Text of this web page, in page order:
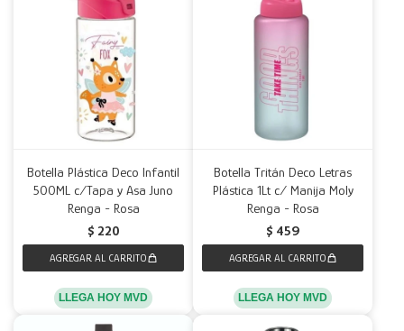
Botella Plástica Deco Infantil
500ML c/Tapa y Asa Juno
Renga - Rosa
$ 220
LLEGA HOY MVD
Botella Tritán Deco Letras
Plástica 1Lt c/ Manija Moly
Renga - Rosa
$ 459
LLEGA HOY MVD